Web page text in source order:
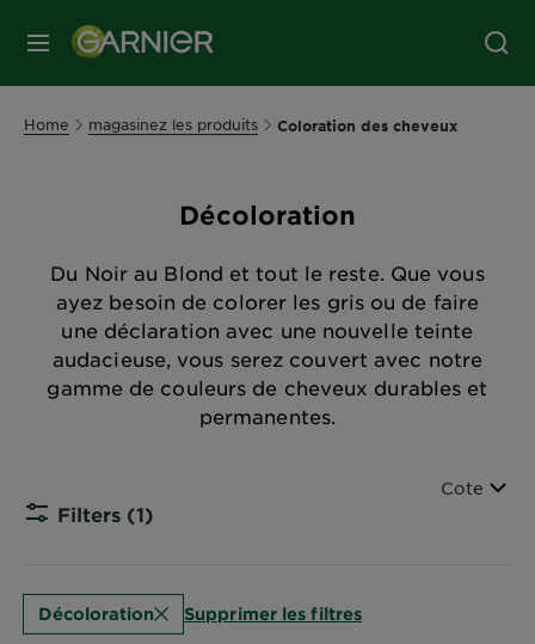
MENU
Home magasinez les produits Coloration des cheveux
Décoloration
Du Noir au Blond et tout le reste. Que vous
ayez besoin de colorer les gris ou de faire
une déclaration avec une nouvelle teinte
audacieuse, vous serez couvert avec notre
gamme de couleurs de cheveux durables et
permanentes.
Filters (1)
Trier par
Cote
Décoloration Supprimer les filtres